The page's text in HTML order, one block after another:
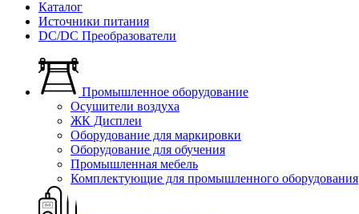
Каталог
Источники питания
DC/DC Преобразователи
Промышленное оборудование
Осушители воздуха
ЖК Дисплеи
Оборудование для маркировки
Оборудование для обучения
Промышленная мебель
Комплектующие для промышленного оборудования